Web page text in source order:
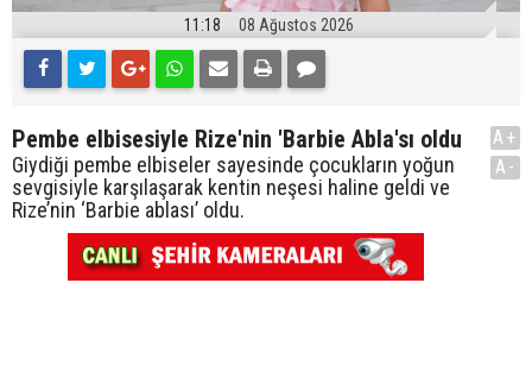
11:18 08 Ağustos 2026
Pembe elbisesiyle Rize'nin 'Barbie Abla'sı oldu
Giydiği pembe elbiseler sayesinde çocukların yoğun
sevgisiyle karşılaşarak kentin neşesi haline geldi ve
Rize’nin ‘Barbie ablası’ oldu.
A+
A-